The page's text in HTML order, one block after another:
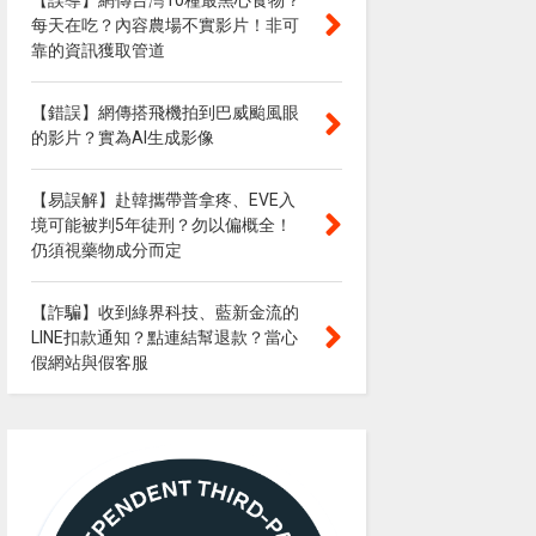
每天在吃？內容農場不實影片！非可
靠的資訊獲取管道
【錯誤】網傳搭飛機拍到巴威颱風眼
的影片？實為AI生成影像
【易誤解】赴韓攜帶普拿疼、EVE入
境可能被判5年徒刑？勿以偏概全！
仍須視藥物成分而定
【詐騙】收到綠界科技、藍新金流的
LINE扣款通知？點連結幫退款？當心
假網站與假客服